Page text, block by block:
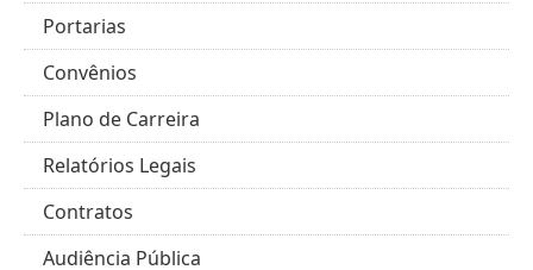
Portarias
Convênios
Plano de Carreira
Relatórios Legais
Contratos
Audiência Pública